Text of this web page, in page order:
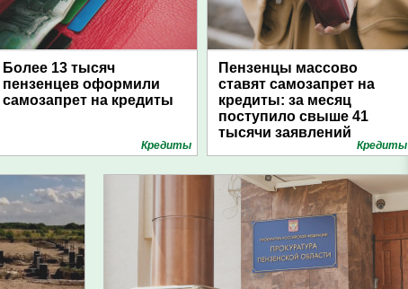
Более 13 тысяч
пензенцев оформили
самозапрет на кредиты
Кредиты
Пензенцы массово
ставят самозапрет на
кредиты: за месяц
поступило свыше 41
тысячи заявлений
Кредиты